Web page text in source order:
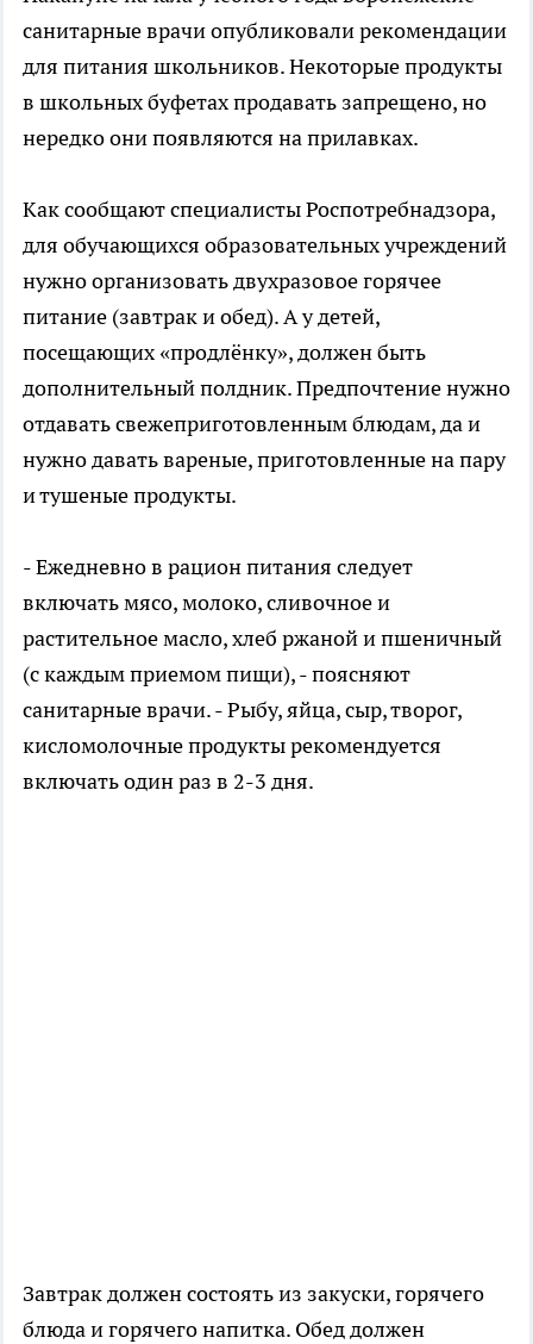
санитарные врачи опубликовали рекомендации
для питания школьников. Некоторые продукты
в школьных буфетах продавать запрещено, но
нередко они появляются на прилавках.
Как сообщают специалисты Роспотребнадзора,
для обучающихся образовательных учреждений
нужно организовать двухразовое горячее
питание (завтрак и обед). А у детей,
посещающих «продлёнку», должен быть
дополнительный полдник. Предпочтение нужно
отдавать свежеприготовленным блюдам, да и
нужно давать вареные, приготовленные на пару
и тушеные продукты.
- Ежедневно в рацион питания следует
включать мясо, молоко, сливочное и
растительное масло, хлеб ржаной и пшеничный
(с каждым приемом пищи), - поясняют
санитарные врачи. - Рыбу, яйца, сыр, творог,
кисломолочные продукты рекомендуется
включать один раз в 2-3 дня.
Завтрак должен состоять из закуски, горячего
блюда и горячего напитка. Обед должен